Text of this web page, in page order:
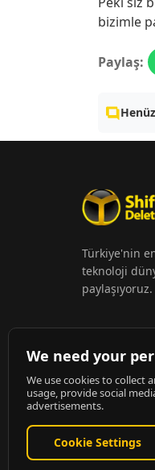
bizimle
Paylaş:
Türkiye'nin
teknoloji
paylaşıyoruz.